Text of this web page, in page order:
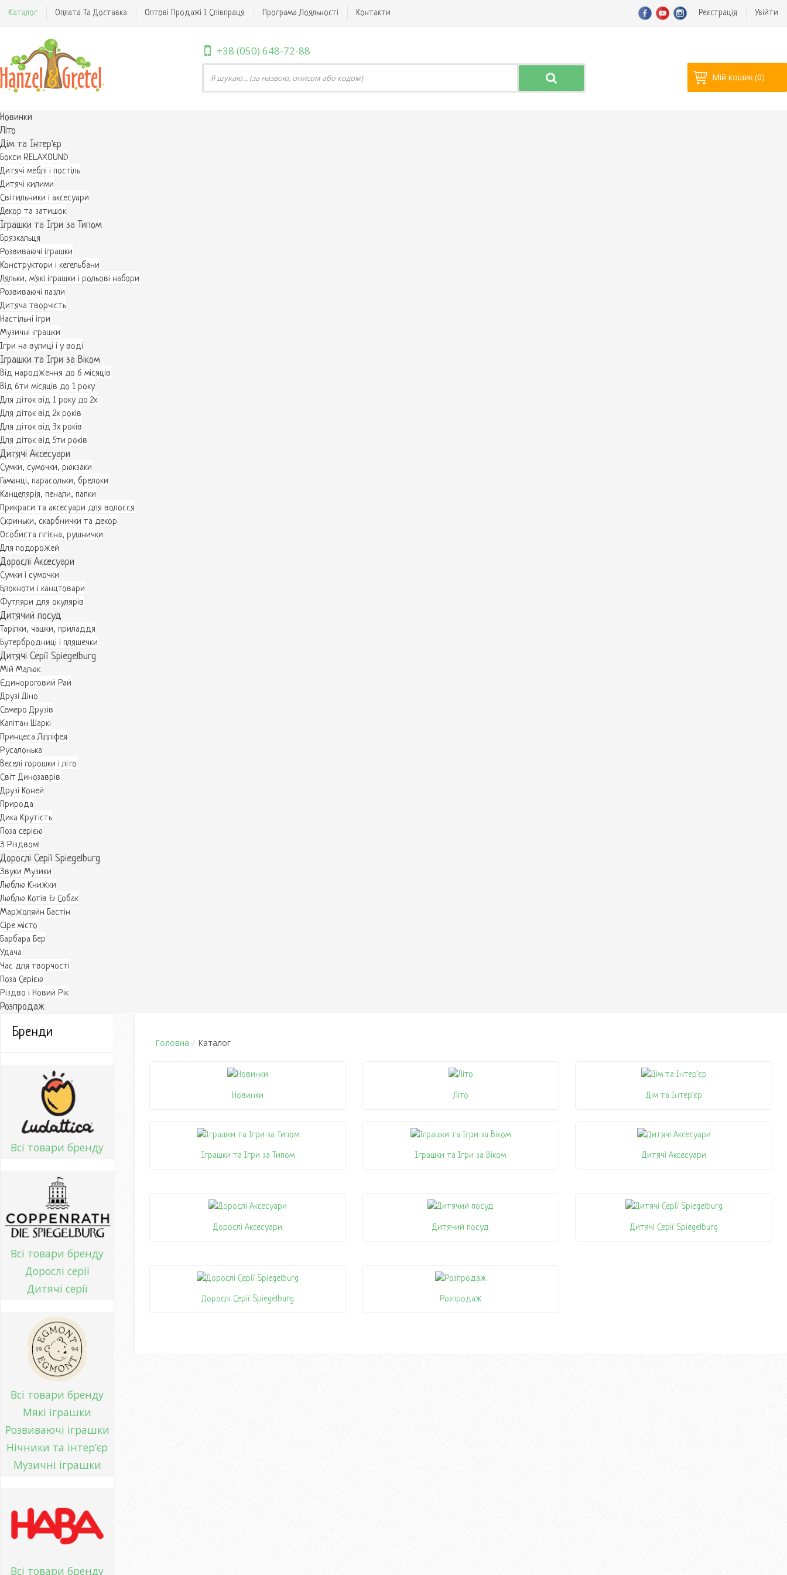
Каталог Оплата Та Доставка Оптові Продажі І Співпраця Програма Лояльності Контакти Реєстрація Увійти
+38 (050) 648-72-88
Мій кошик(0)
Новинки
Літо
Дім та Інтер'єр
Бокси RELAXOUND
Дитячі меблі і постіль
Дитячі килими
Світильники і аксесуари
Декор та затишок
Іграшки та Ігри за Типом
Брязкальця
Розвиваючі іграшки
Конструктори і кегельбани
Ляльки, м'які іграшки і рольові набори
Розвиваючі пазли
Дитяча творчість
Настільні ігри
Музичні іграшки
Ігри на вулиці і у воді
Іграшки та Ігри за Віком
Від народження до 6 місяців
Від 6ти місяців до 1 року
Для діток від 1 року до 2х
Для діток від 2х років
Для діток від 3х років
Для діток від 5ти років
Дитячі Аксесуари
Сумки, сумочки, рюкзаки
Гаманці, парасольки, брелоки
Канцелярія, пенали, папки
Прикраси та аксесуари для волосся
Скриньки, скарбнички та декор
Особиста гігієна, рушнички
Для подорожей
Дорослі Аксесуари
Сумки і сумочки
Блокноти і канцтовари
Футляри для окулярів
Дитячий посуд
Тарілки, чашки, приладдя
Бутербродниці і пляшечки
Дитячі Серії Spiegelburg
Мій Малюк
Єдинороговий Рай
Друзі Діно
Семеро Друзів
Капітан Шаркі
Принцеса Лілліфея
Русалонька
Веселі горошки і літо
Світ Динозаврів
Друзі Коней
Природа
Дика Крутість
Поза серією
З Різдвом!
Дорослі Серії Spiegelburg
Звуки Музики
Люблю Книжки
Люблю Котів & Собак
Маржоляйн Бастін
Cіре місто
Барбара Бер
Удача
Час для творчості
Поза Серією
Різдво і Новий Рік
Розпродаж
Бренди
Всі товари бренду
Всі товари бренду
Дорослі серії
Дитячі серії
Всі товари бренду
Мякі іграшки
Розвиваючі іграшки
Нічники та інтер’єр
Музичні іграшки
Всі товари бренду
Головна / Каталог
Новинки Літо Дім та Інтер'єр
Іграшки та Ігри за Типом Іграшки та Ігри за Віком Дитячі Аксесуари
Дорослі Аксесуари Дитячий посуд Дитячі Серії Spiegelburg
Дорослі Серії Spiegelburg Розпродаж